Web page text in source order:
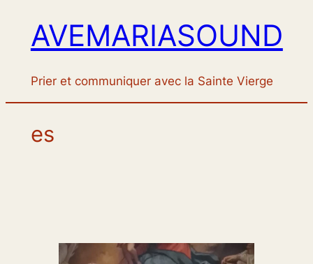
AVEMARIASOUND
Prier et communiquer avec la Sainte Vierge
es